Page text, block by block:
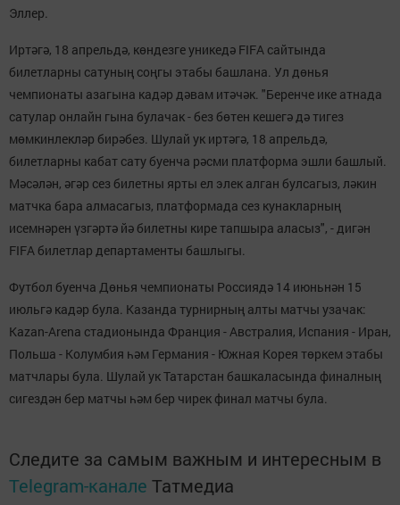
Эллер.
Иртәгә, 18 апрельдә, көндезге уникедә FIFA сайтында
билетларны сатуның соңгы этабы башлана. Ул дөнья
чемпионаты азагына кадәр дәвам итәчәк. "Беренче ике атнада
сатулар онлайн гына булачак - без бөтен кешегә дә тигез
мөмкинлекләр бирәбез. Шулай ук иртәгә, 18 апрельдә,
билетларны кабат сату буенча рәсми платформа эшли башлый.
Мәсәлән, әгәр сез билетны ярты ел элек алган булсагыз, ләкин
матчка бара алмасагыз, платформада сез кунакларның
исемнәрен үзгәртә йә билетны кире тапшыра аласыз", - дигән
FIFA билетлар департаменты башлыгы.
Футбол буенча Дөнья чемпионаты Россиядә 14 июньнән 15
июльгә кадәр була. Казанда турнирның алты матчы узачак:
Kazan-Arena стадионында Франция - Австралия, Испания - Иран,
Польша - Колумбия һәм Германия - Южная Корея төркем этабы
матчлары була. Шулай ук Татарстан башкаласында финалның
сигездән бер матчы һәм бер чирек финал матчы була.
Следите за самым важным и интересным в
Telegram-канале Татмедиа